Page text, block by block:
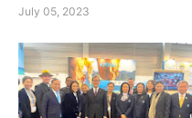
July 05, 2023